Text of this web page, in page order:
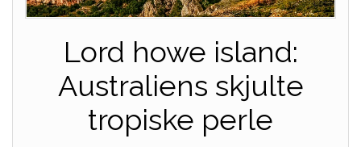
Lord howe island:
Australiens skjulte
tropiske perle